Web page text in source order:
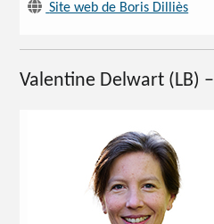
Site web de Boris Dilliès
Valentine Delwart (LB)